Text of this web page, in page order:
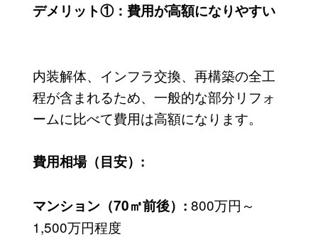
デメリット①：費用が高額になりやすい
内装解体、インフラ交換、再構築の全工
程が含まれるため、一般的な部分リフォ
ームに比べて費用は高額になります。
費用相場（目安）:
マンション（70㎡前後）: 800万円～
1,500万円程度